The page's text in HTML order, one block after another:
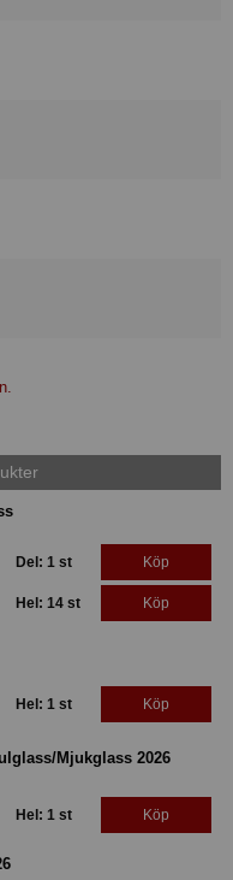
Del: 1 st Köp
Hel: 14 st Köp
Hel: 1 st Köp
Mjukglass 2026
Hel: 1 st Köp